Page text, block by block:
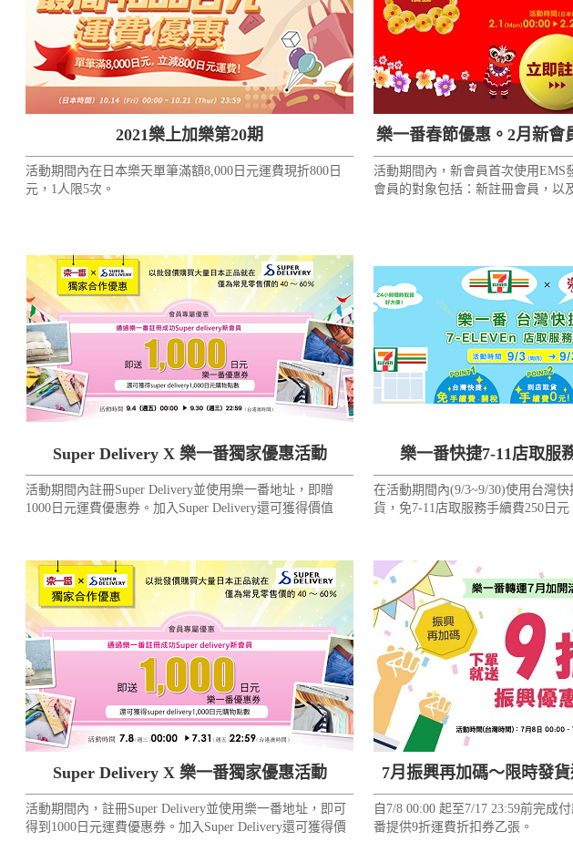
2021樂上加樂第20期
活動期間內在日本樂天單筆滿額8,000日元運費現折800日
元，1人限5次。
樂一番春節優惠。2月新會
費95折！
活動期間內，新會員首次使用EMS
會員的對象包括：新註冊會員，以
Super Delivery X 樂一番獨家優惠活動
活動期間內註冊Super Delivery並使用樂一番地址，即贈
1000日元運費優惠券。加入Super Delivery還可獲得價值
樂一番快捷7-11店取服
在活動期間內(9/3~9/30)使用台灣
貨，免7-11店取服務手續費250日元
Super Delivery X 樂一番獨家優惠活動
活動期間內，註冊Super Delivery並使用樂一番地址，即可
得到1000日元運費優惠券。加入Super Delivery還可獲得價
7月振興再加碼～限時發
自7/8 00:00 起至7/17 23:59前完成
番提供9折運費折扣券乙張。